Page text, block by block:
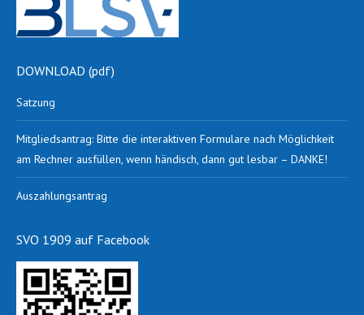
DOWNLOAD (pdf)
Satzung
Mitgliedsantrag: Bitte die interaktiven Formulare nach Möglichkeit
am Rechner ausfüllen, wenn händisch, dann gut lesbar – DANKE!
Auszahlungsantrag
SVO 1909 auf Facebook